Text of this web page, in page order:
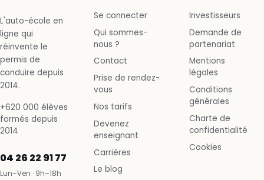
L'auto-école en
ligne qui
réinvente le
permis de
conduire depuis
2014.
+620 000 élèves
formés depuis
2014
04 26 22 91 77
Lun–Ven · 9h–18h ·
Se connecter
Qui sommes-
nous ?
Contact
Prise de rendez-
vous
Nos tarifs
Devenez
enseignant
Carrières
Le blog
Investisseurs
Demande de
partenariat
Mentions
légales
Conditions
générales
Charte de
confidentialité
Cookies